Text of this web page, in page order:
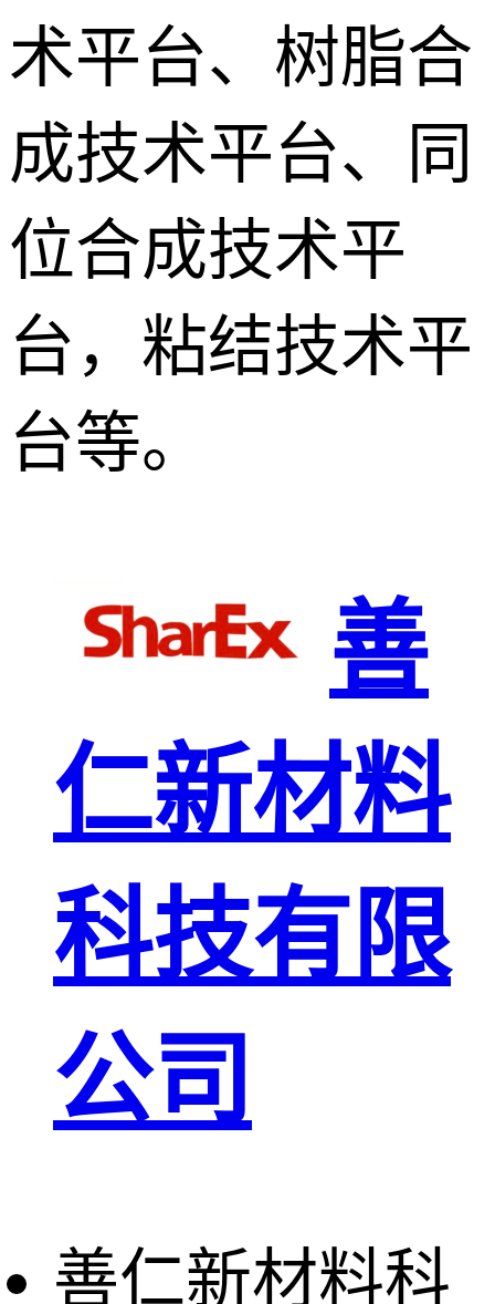
术平台、树脂合
成技术平台、同
位合成技术平
台，粘结技术平
台等。
善
仁新材料
科技有限
公司
善仁新材料科